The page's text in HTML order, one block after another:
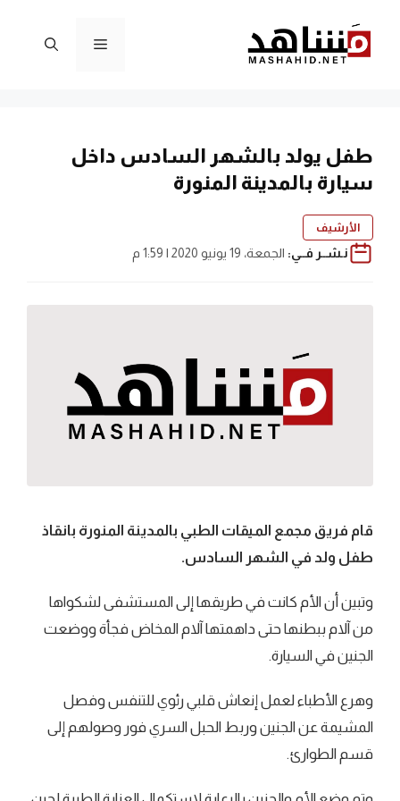
المحتوى
القائمة
طفل يولد بالشهر السادس داخل
سيارة بالمدينة المنورة
الأرشيف
نـشــر فــي: الجمعة، 19 يونيو 2020 | 1:59 م
قام فريق مجمع الميقات الطبي بالمدينة المنورة بانقاذ
طفل ولد في الشهر السادس.
وتبين أن الأم كانت في طريقها إلى المستشفى لشكواها
من آلام ببطنها حتى داهمتها آلام المخاض فجأة ووضعت
الجنين في السيارة.
وهرع الأطباء لعمل إنعاش قلبي رئوي للتنفس وفصل
المشيمة عن الجنين وربط الحبل السري فور وصولهم إلى
قسم الطوارئ.